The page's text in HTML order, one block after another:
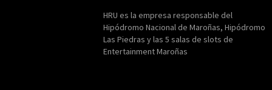
HRU es la empresa responsable del
Hipódromo Nacional de Maroñas, Hipódromo
Las Piedras y las 5 salas de slots de
Entertainment Maroñas